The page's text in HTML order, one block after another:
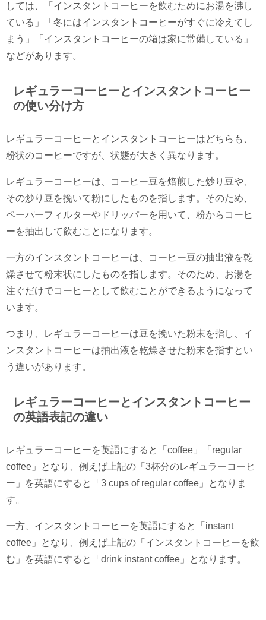
しては、「インスタントコーヒーを飲むためにお湯を沸し
ている」「冬にはインスタントコーヒーがすぐに冷えてし
まう」「インスタントコーヒーの箱は家に常備している」
などがあります。
レギュラーコーヒーとインスタントコーヒー
の使い分け方
レギュラーコーヒーとインスタントコーヒーはどちらも、
粉状のコーヒーですが、状態が大きく異なります。
レギュラーコーヒーは、コーヒー豆を焙煎した炒り豆や、
その炒り豆を挽いて粉にしたものを指します。そのため、
ペーパーフィルターやドリッパーを用いて、粉からコーヒ
ーを抽出して飲むことになります。
一方のインスタントコーヒーは、コーヒー豆の抽出液を乾
燥させて粉末状にしたものを指します。そのため、お湯を
注ぐだけでコーヒーとして飲むことができるようになって
います。
つまり、レギュラーコーヒーは豆を挽いた粉末を指し、イ
ンスタントコーヒーは抽出液を乾燥させた粉末を指すとい
う違いがあります。
レギュラーコーヒーとインスタントコーヒー
の英語表記の違い
レギュラーコーヒーを英語にすると「coffee」「regular
coffee」となり、例えば上記の「3杯分のレギュラーコーヒ
ー」を英語にすると「3 cups of regular coffee」となりま
す。
一方、インスタントコーヒーを英語にすると「instant
coffee」となり、例えば上記の「インスタントコーヒーを飲
む」を英語にすると「drink instant coffee」となります。